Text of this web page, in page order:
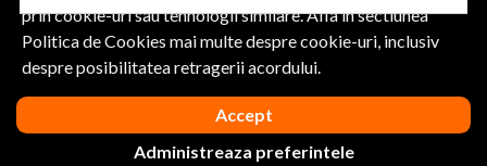
URMARESTE-NE
prin cookie-uri sau tehnologii similare. Afla in sectiunea
Politica de Cookies mai multe despre cookie-uri, inclusiv
despre posibilitatea retragerii acordului.
Accept
Administreaza preferintele